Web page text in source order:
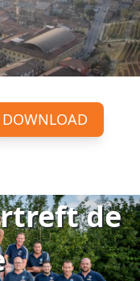
DOWNLOAD
de